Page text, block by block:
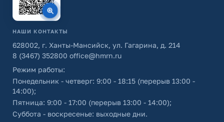
НАШИ КОНТАКТЫ
628002, г. Ханты-Мансийск, ул. Гагарина, д. 214
8 (3467) 352800 office@hmrn.ru
Режим работы:
Понедельник - четверг: 9:00 - 18:15 (перерыв 13:00 -
14:00);
Пятница: 9:00 - 17:00 (перерыв 13:00 - 14:00);
Суббота - воскресенье: выходные дни.